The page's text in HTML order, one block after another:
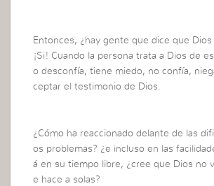
Entonces, ¿hay gente que dice que
¡Si! Cuando la persona trata a Dios de
o desconfía, tiene miedo, no confía,
ceptar el testimonio de Dios.
¿Cómo ha reaccionado delante de las
os problemas? ¿e incluso en las
á en su tiempo libre, ¿cree que Dios no
e hace a solas?